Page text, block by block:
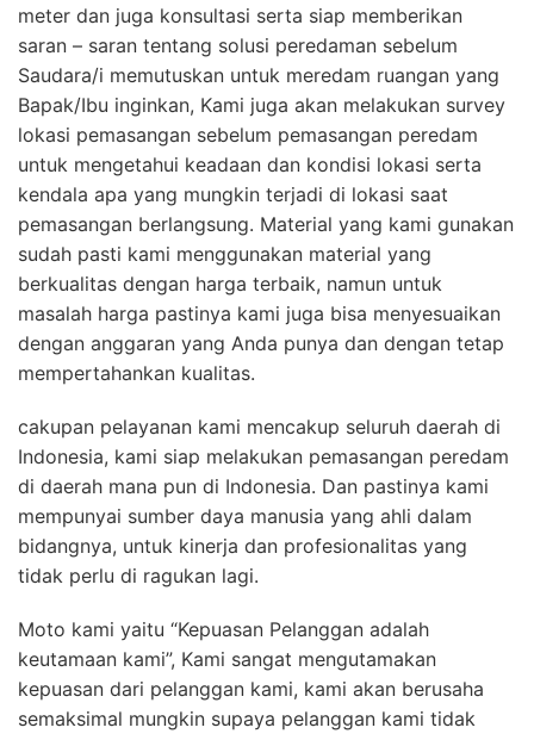
meter dan juga konsultasi serta siap memberikan
saran – saran tentang solusi peredaman sebelum
Saudara/i memutuskan untuk meredam ruangan yang
Bapak/Ibu inginkan, Kami juga akan melakukan survey
lokasi pemasangan sebelum pemasangan peredam
untuk mengetahui keadaan dan kondisi lokasi serta
kendala apa yang mungkin terjadi di lokasi saat
pemasangan berlangsung. Material yang kami gunakan
sudah pasti kami menggunakan material yang
berkualitas dengan harga terbaik, namun untuk
masalah harga pastinya kami juga bisa menyesuaikan
dengan anggaran yang Anda punya dan dengan tetap
mempertahankan kualitas.
cakupan pelayanan kami mencakup seluruh daerah di
Indonesia, kami siap melakukan pemasangan peredam
di daerah mana pun di Indonesia. Dan pastinya kami
mempunyai sumber daya manusia yang ahli dalam
bidangnya, untuk kinerja dan profesionalitas yang
tidak perlu di ragukan lagi.
Moto kami yaitu “Kepuasan Pelanggan adalah
keutamaan kami”, Kami sangat mengutamakan
kepuasan dari pelanggan kami, kami akan berusaha
semaksimal mungkin supaya pelanggan kami tidak